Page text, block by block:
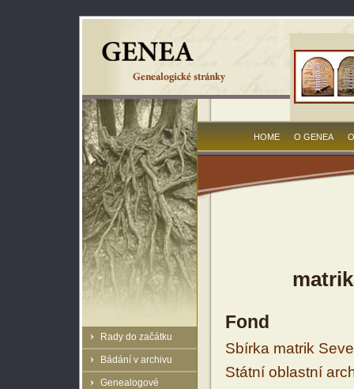
Rady do začátku
Bádání v archivu
Genealogové
HOME O GENEA
Fond
Sbírka matrik
Státní oblastní